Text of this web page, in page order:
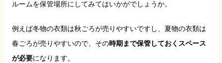
ルームを保管場所にしてみてはいかがでしょうか。
例えば冬物の衣類は秋ごろが売りやすいですし、夏物の衣類は
春ごろが売りやすいので、その時期まで保管しておくスペース
が必要になります。